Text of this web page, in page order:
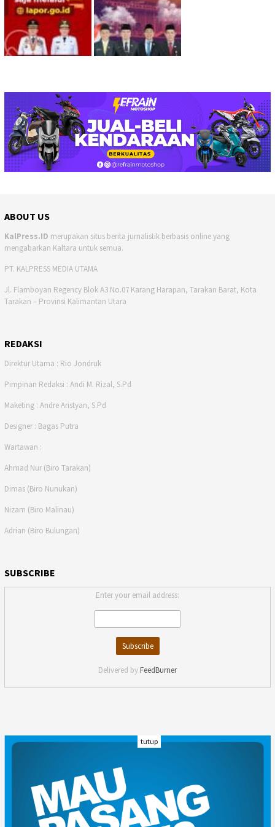
ABOUT US
KalPress.ID merupakan situs berita jurnalistik berbasis online yang
mengabarkan Kaltara untuk semua.
PT. KALPRESS MEDIA UTAMA
Jl. Flamboyan Regency Blok A3 No.07 Karang Harapan, Tarakan Barat, Kota
Tarakan – Provinsi Kalimantan Utara
REDAKSI
Direktur Utama : Rio Jondruk
Pimpinan Redaksi : Andi M. Rizal, S.Pd
Maketing : Andre Aristyan, S.Pd
Designer : Bagas Putra
Wartawan :
Ahmad Nur (Biro Tarakan)
Dimas (Biro Nunukan)
Nizam (Biro Malinau)
Adrian (Biro Bulungan)
SUBSCRIBE
Enter your email address:
Delivered by FeedBurner
INDEKS
KARIR
REDAKSI
PRIVACY POLICY
DISCLAIMER
tutup